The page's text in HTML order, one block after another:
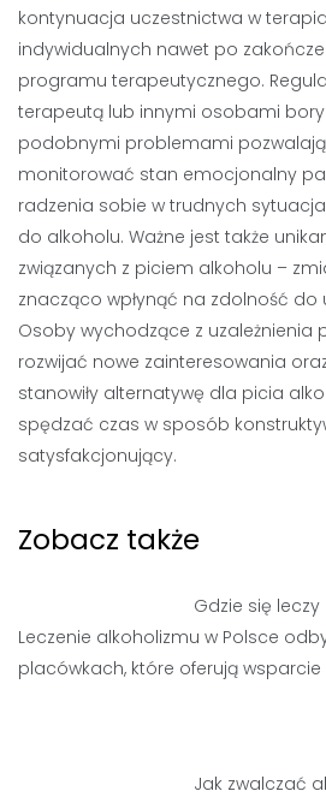
kontynuacja uczestnictwa w
indywidualnych nawet po
programu terapeutycznego.
terapeutą lub innymi osobami
podobnymi problemami
monitorować stan emocjonalny
radzenia sobie w trudnych
do alkoholu. Ważne jest także
związanych z piciem alkoholu –
znacząco wpłynąć na zdolność do
Osoby wychodzące z uzależnienia
rozwijać nowe zainteresowania
stanowiły alternatywę dla picia
spędzać czas w sposób
satysfakcjonujący.
Zobacz także
Gdzie się
Leczenie alkoholizmu w Polsce
placówkach, które oferują
Jak zwalczać